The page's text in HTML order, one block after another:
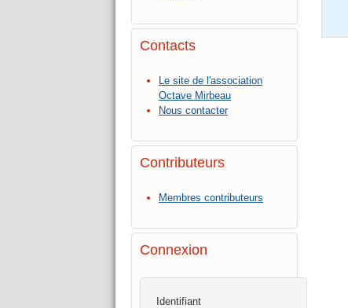
Contacts
Le site de l'association
Octave Mirbeau
Nous contacter
Contributeurs
Membres contributeurs
Connexion
Identifiant